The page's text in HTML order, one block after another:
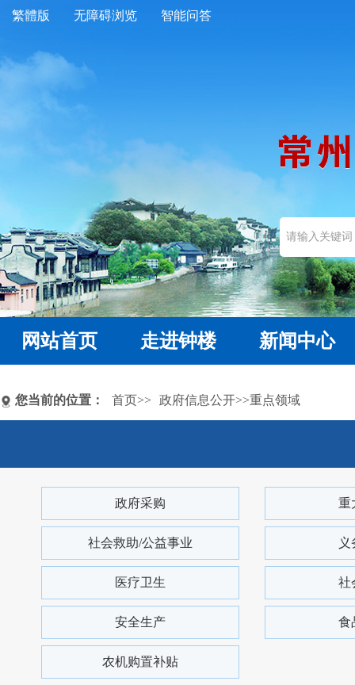
繁體版 无障碍浏览 智能问答
网站首页 走进钟楼 新闻中心
您当前的位置： 首页>> 政府信息公开>>重点领域
政府采购 重
社会救助/公益事业
医疗卫生 社
安全生产 食
农机购置补贴